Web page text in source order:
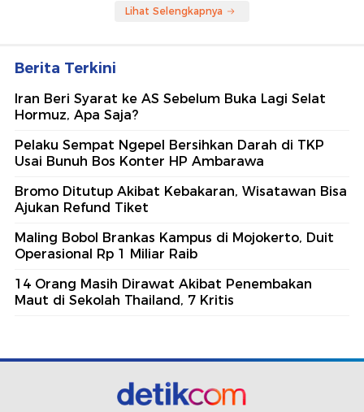
Lihat Selengkapnya
Berita Terkini
Iran Beri Syarat ke AS Sebelum Buka Lagi Selat
Hormuz, Apa Saja?
Pelaku Sempat Ngepel Bersihkan Darah di TKP
Usai Bunuh Bos Konter HP Ambarawa
Bromo Ditutup Akibat Kebakaran, Wisatawan Bisa
Ajukan Refund Tiket
Maling Bobol Brankas Kampus di Mojokerto, Duit
Operasional Rp 1 Miliar Raib
14 Orang Masih Dirawat Akibat Penembakan
Maut di Sekolah Thailand, 7 Kritis